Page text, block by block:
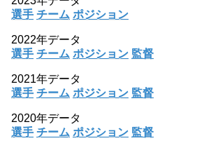
選手 チーム ポジション
2022年データ
選手 チーム ポジション 監督
2021年データ
選手 チーム ポジション 監督
2020年データ
選手 チーム ポジション 監督